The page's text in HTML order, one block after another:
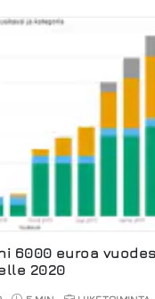
6000 euroa
2020